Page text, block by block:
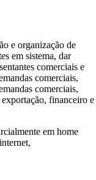
e organização de
em sistema, dar
comerciais e
comerciais,
comerciais,
financeiro e
em home